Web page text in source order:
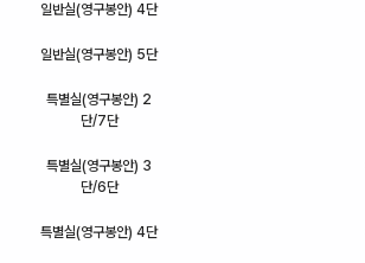
일반실(영구봉안) 4단
일반실(영구봉안) 5단
특별실(영구봉안) 2
단/7단
특별실(영구봉안) 3
단/6단
특별실(영구봉안) 4단